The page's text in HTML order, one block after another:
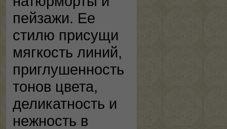
пейзажи. Ее
стилю присущи
мягкость линий,
приглушенность
тонов цвета,
деликатность и
нежность в